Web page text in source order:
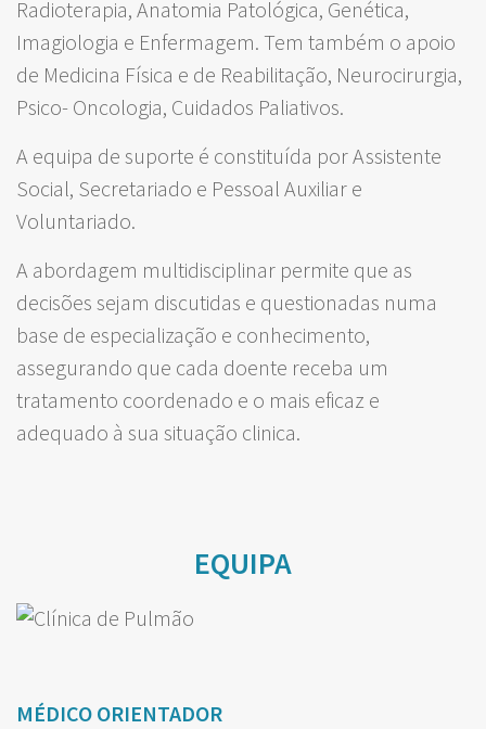
Radioterapia, Anatomia Patológica, Genética,
Imagiologia e Enfermagem. Tem também o apoio
de Medicina Física e de Reabilitação, Neurocirurgia,
Psico- Oncologia, Cuidados Paliativos.
A equipa de suporte é constituída por Assistente
Social, Secretariado e Pessoal Auxiliar e
Voluntariado.
A abordagem multidisciplinar permite que as
decisões sejam discutidas e questionadas numa
base de especialização e conhecimento,
assegurando que cada doente receba um
tratamento coordenado e o mais eficaz e
adequado à sua situação clinica.
EQUIPA
MÉDICO ORIENTADOR